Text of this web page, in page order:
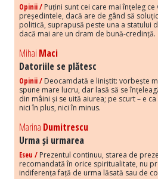
Opinii / Puțini sunt cei care mai înțeleg ce
președintele, dacă are de gând să
politică, suprapusă peste una a statului
dacă mai are un dram de bună-credință.
Mihai Maci
Datoriile se plătesc
Opinii / Deocamdată e liniștit: vorbește
spune mare lucru, dar lasă să se
din mâini și se uită aiurea; pe scurt – e
nici în plus, nici în minus.
Marina Dumitrescu
Urma și urmarea
Eseu / Prezentul continuu, starea de
recomandată în orice spiritualitate, nu
indiferența față de urma lăsată sau de